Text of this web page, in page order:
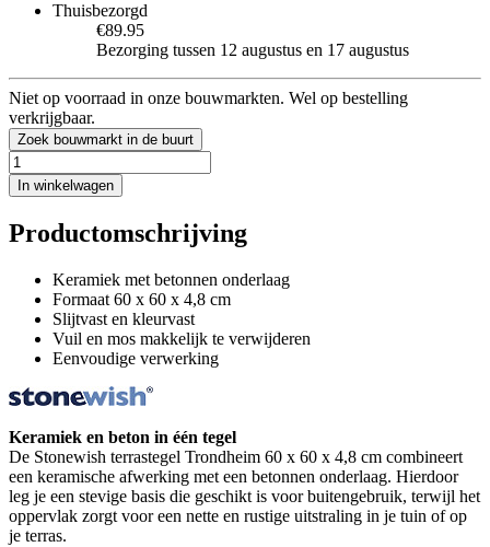
Thuisbezorgd
€89.95
Bezorging tussen 12 augustus en 17 augustus
Niet op voorraad in onze bouwmarkten. Wel op bestelling
verkrijgbaar.
Zoek bouwmarkt in de buurt
In winkelwagen
Productomschrijving
Keramiek met betonnen onderlaag
Formaat 60 x 60 x 4,8 cm
Slijtvast en kleurvast
Vuil en mos makkelijk te verwijderen
Eenvoudige verwerking
Keramiek en beton in één tegel
De Stonewish terrastegel Trondheim 60 x 60 x 4,8 cm combineert
een keramische afwerking met een betonnen onderlaag. Hierdoor
leg je een stevige basis die geschikt is voor buitengebruik, terwijl het
oppervlak zorgt voor een nette en rustige uitstraling in je tuin of op
je terras.